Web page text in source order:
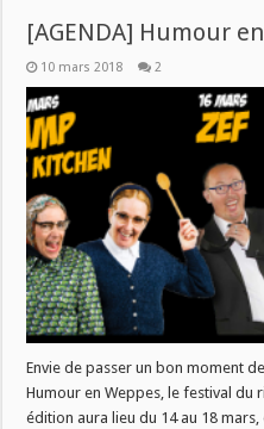
[AGENDA] Humour
10 mars 2018 2
Envie de passer un bon moment
Humour en Weppes, le festival du
édition aura lieu du 14 au 18